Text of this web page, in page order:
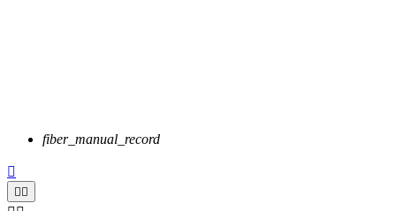
fiber_manual_record

 